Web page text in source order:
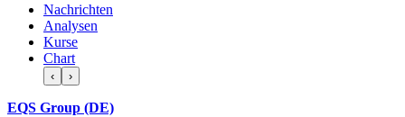
Nachrichten
Analysen
Kurse
Chart
‹ ›
EQS Group (DE)